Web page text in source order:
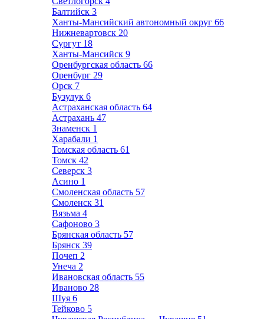
Балтийск 3
Ханты-Мансийский автономный округ 66
Нижневартовск 20
Сургут 18
Ханты-Мансийск 9
Оренбургская область 66
Оренбург 29
Орск 7
Бузулук 6
Астраханская область 64
Астрахань 47
Знаменск 1
Харабали 1
Томская область 61
Томск 42
Северск 3
Асино 1
Смоленская область 57
Смоленск 31
Вязьма 4
Сафоново 3
Брянская область 57
Брянск 39
Почеп 2
Унеча 2
Ивановская область 55
Иваново 28
Шуя 6
Тейково 5